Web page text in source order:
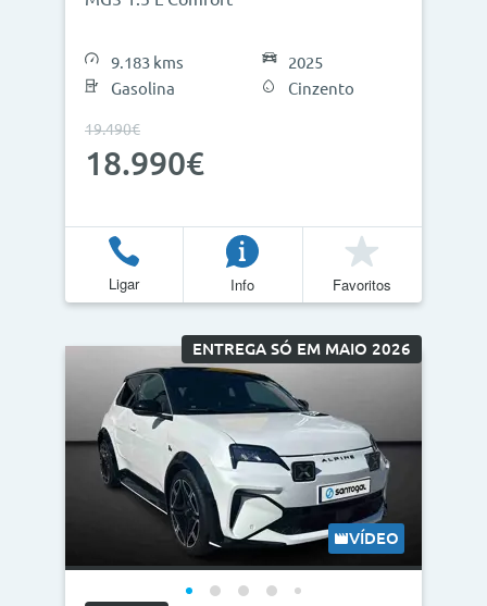
9.183 kms
Gasolina
2025
Cinzento
19.490€
18.990€
Ligar Info Favoritos
ENTREGA SÓ EM MAIO 2026
VÍDEO